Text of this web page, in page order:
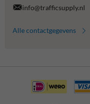
info@trafficsupply.nl
Alle contactgegevens